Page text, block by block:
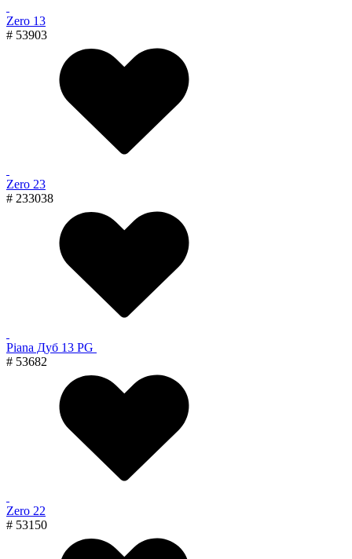
Zero 13
# 53903
Zero 23
# 233038
Piana Дуб 13 PG
# 53682
Zero 22
# 53150